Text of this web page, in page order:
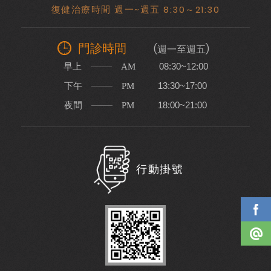
復健治療時間 週一~週五 8:30～21:30
門診時間 (週一至週五)
早上 AM 08:30~12:00
下午 PM 13:30~17:00
夜間 PM 18:00~21:00
行動掛號